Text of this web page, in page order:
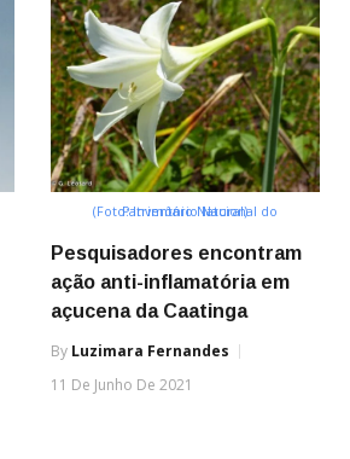
(Foto: Inventário Nacional do Patrimônio Natural)
Pesquisadores encontram
ação anti-inflamatória em
açucena da Caatinga
By Luzimara Fernandes
11 De Junho De 2021